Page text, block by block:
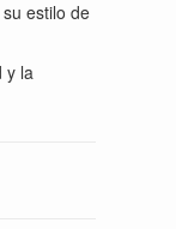
estilo de
y la